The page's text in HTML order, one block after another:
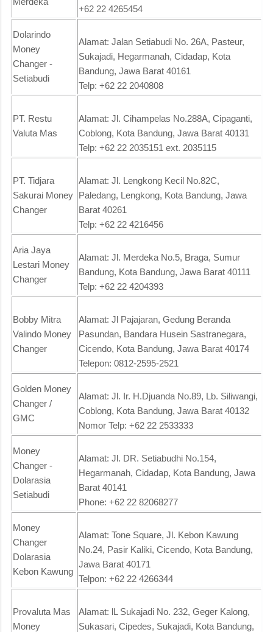
+62 22 4265454
Dolarindo
Money
Changer -
Setiabudi
Alamat: Jalan Setiabudi No. 26A, Pasteur,
Sukajadi, Hegarmanah, Cidadap, Kota
Bandung, Jawa Barat 40161
Telp: +62 22 2040808
PT. Restu
Valuta Mas
Alamat: Jl. Cihampelas No.288A, Cipaganti,
Coblong, Kota Bandung, Jawa Barat 40131
Telp: +62 22 2035151 ext. 2035115
PT. Tidjara
Sakurai Money
Changer
Alamat: Jl. Lengkong Kecil No.82C,
Paledang, Lengkong, Kota Bandung, Jawa
Barat 40261
Telp: +62 22 4216456
Aria Jaya
Lestari Money
Changer
Alamat: Jl. Merdeka No.5, Braga, Sumur
Bandung, Kota Bandung, Jawa Barat 40111
Telp: +62 22 4204393
Bobby Mitra
Valindo Money
Changer
Alamat: Jl Pajajaran, Gedung Beranda
Pasundan, Bandara Husein Sastranegara,
Cicendo, Kota Bandung, Jawa Barat 40174
Telepon: 0812-2595-2521
Golden Money
Changer /
GMC
Alamat: Jl. Ir. H.Djuanda No.89, Lb. Siliwangi,
Coblong, Kota Bandung, Jawa Barat 40132
Nomor Telp: +62 22 2533333
Money
Changer -
Dolarasia
Setiabudi
Alamat: Jl. DR. Setiabudhi No.154,
Hegarmanah, Cidadap, Kota Bandung, Jawa
Barat 40141
Phone: +62 22 82068277
Money
Changer
Dolarasia
Kebon Kawung
Alamat: Tone Square, Jl. Kebon Kawung
No.24, Pasir Kaliki, Cicendo, Kota Bandung,
Jawa Barat 40171
Telpon: +62 22 4266344
Provaluta Mas
Money
Alamat: lL Sukajadi No. 232, Geger Kalong,
Sukasari, Cipedes, Sukajadi, Kota Bandung,